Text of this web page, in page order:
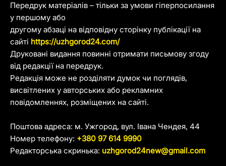
Передрук матеріалів – тільки за умови гіперпосилання
у першому або
другому абзаці на відповідну сторінку публікації на
сайті https://uzhgorod24.com/
Друковані видання повинні отримати письмову згоду
від редакції на передрук.
Редакція може не розділяти думок чи поглядів,
висвітлених у авторських або рекламних
повідомленнях, розміщених на сайті.
Поштова адреса: м. Ужгород, вул. Івана Чендея, 44
Номер телефону: +380 97 614 9990
Редакторська скринька: uzhgorod24new@gmail.com